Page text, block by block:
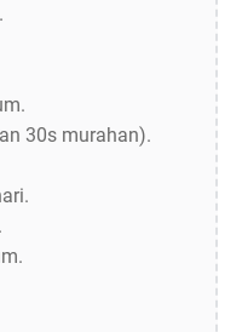
30s murahan).